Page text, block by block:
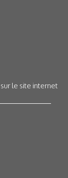
le site internet